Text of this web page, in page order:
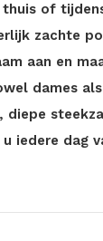
of
zachte
aan en
dames
iedere dag